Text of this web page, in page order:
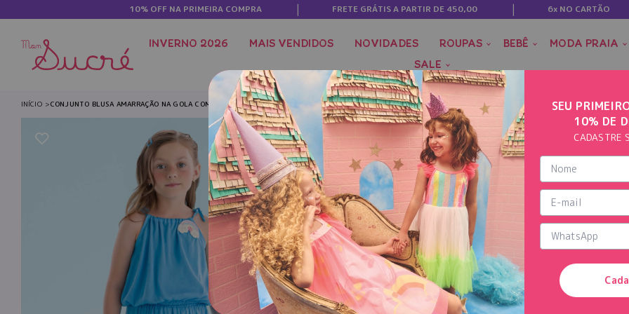
10% OFF NA PRIMEIRA COMPRA FRETE GRÁTIS A PARTIR DE 450,00 6x NO CARTÃO
INVERNO 2026 MAIS VENDIDOS NOVIDADES ROUPAS BEBÊ MODA PRAIA
SALE
INÍCIO CONJUNTO BLUSA AMARRAÇÃO NA GOLA COM DETALHE EM ARCO-IRIS E SHORT COM BABADOS
SEU
10% DE
CADASTRE